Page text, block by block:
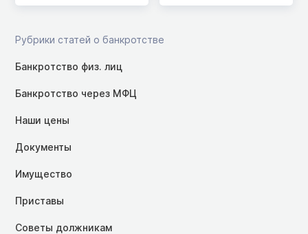
Рубрики статей о банкротстве
Банкротство физ. лиц
Банкротство через МФЦ
Наши цены
Документы
Имущество
Приставы
Советы должникам